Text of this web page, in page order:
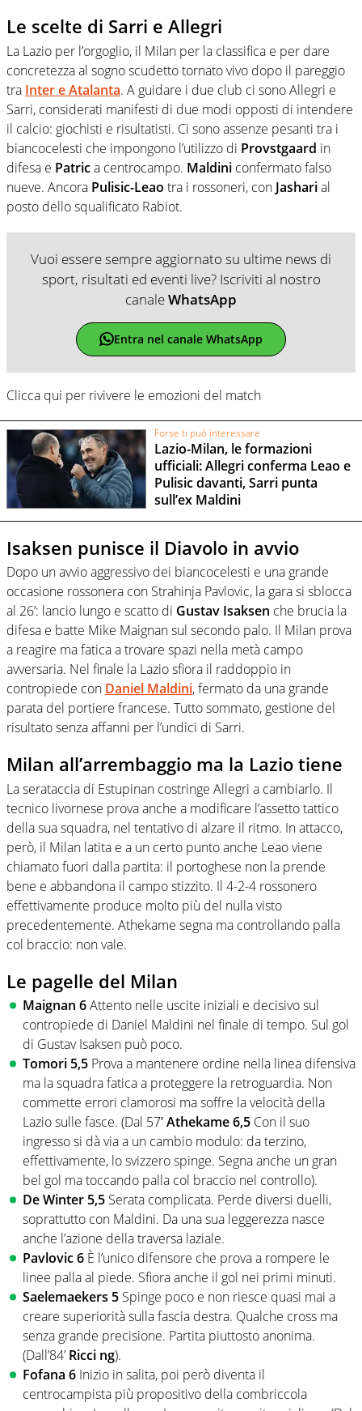
Le scelte di Sarri e Allegri
La Lazio per l’orgoglio, il Milan per la classifica e per dare
concretezza al sogno scudetto tornato vivo dopo il pareggio
tra Inter e Atalanta. A guidare i due club ci sono Allegri e
Sarri, considerati manifesti di due modi opposti di intendere
il calcio: giochisti e risultatisti. Ci sono assenze pesanti tra i
biancocelesti che impongono l’utilizzo di Provstgaard in
difesa e Patrica centrocampo. Maldini confermato falso
nueve. Ancora Pulisic-Leao tra i rossoneri, con Jasharial
posto dello squalificato Rabiot.
Vuoi essere sempre aggiornato su ultime news di
sport, risultati ed eventi live? Iscriviti al nostro
canaleWhatsApp
Entra nel canale WhatsApp
Clicca qui per rivivere le emozioni del match
Forse ti può interessare
Lazio-Milan, le formazioni
ufficiali: Allegri conferma Leao e
Pulisic davanti, Sarri punta
sull’ex Maldini
Isaksen punisce il Diavolo in avvio
Dopo un avvio aggressivo dei biancocelesti e una grande
occasione rossonera con Strahinja Pavlovic, la gara si sblocca
al 26’: lancio lungo e scatto di Gustav Isaksen che brucia la
difesa e batte Mike Maignansul secondo palo. Il Milan prova
a reagire ma fatica a trovare spazi nella metà campo
avversaria. Nel finale la Lazio sfiora il raddoppio in
contropiede con Daniel Maldini, fermato da una grande
parata del portiere francese. Tutto sommato, gestione del
risultato senza affanni per l’undici di Sarri.
Milan all’arrembaggio ma la Lazio tiene
La serataccia di Estupinan costringe Allegri a cambiarlo. Il
tecnico livornese prova anche a modificare l’assetto tattico
della sua squadra, nel tentativo di alzare il ritmo. In attacco,
però, il Milan latita e a un certo punto anche Leao viene
chiamato fuori dalla partita: il portoghese non la prende
bene e abbandona il campo stizzito. Il 4-2-4 rossonero
effettivamente produce molto più del nulla visto
precedentemente. Athekame segna ma controllando palla
col braccio: non vale.
Le pagelle del Milan
Maignan 6Attento nelle uscite iniziali e decisivo sul
contropiede di Daniel Maldini nel finale di tempo. Sul gol
di Gustav Isaksen può poco.
Tomori 5,5 Prova a mantenere ordine nella linea difensiva
ma la squadra fatica a proteggere la retroguardia. Non
commette errori clamorosi ma soffre la velocità della
Lazio sulle fasce. (Dal 57′Athekame 6,5 Con il suo
ingresso si dà via a un cambio modulo: da terzino,
effettivamente, lo svizzero spinge. Segna anche un gran
bel gol ma toccando palla col braccio nel controllo).
De Winter 5,5 Serata complicata. Perde diversi duelli,
soprattutto con Maldini. Da una sua leggerezza nasce
anche l’azione della traversa laziale.
Pavlovic 6 È l’unico difensore che prova a rompere le
linee palla al piede. Sfiora anche il gol nei primi minuti.
Saelemaekers 5 Spinge poco e non riesce quasi mai a
creare superiorità sulla fascia destra. Qualche cross ma
senza grande precisione. Partita piuttosto anonima.
(Dall’84’ Ricci ng).
Fofana 6 Inizio in salita, poi però diventa il
centrocampista più propositivo della combriccola